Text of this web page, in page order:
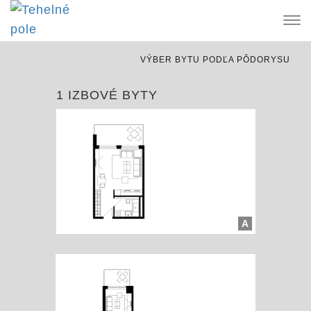
VÝBER BYTU PODĽA PÔDORYSU
1 IZBOVÉ BYTY
A